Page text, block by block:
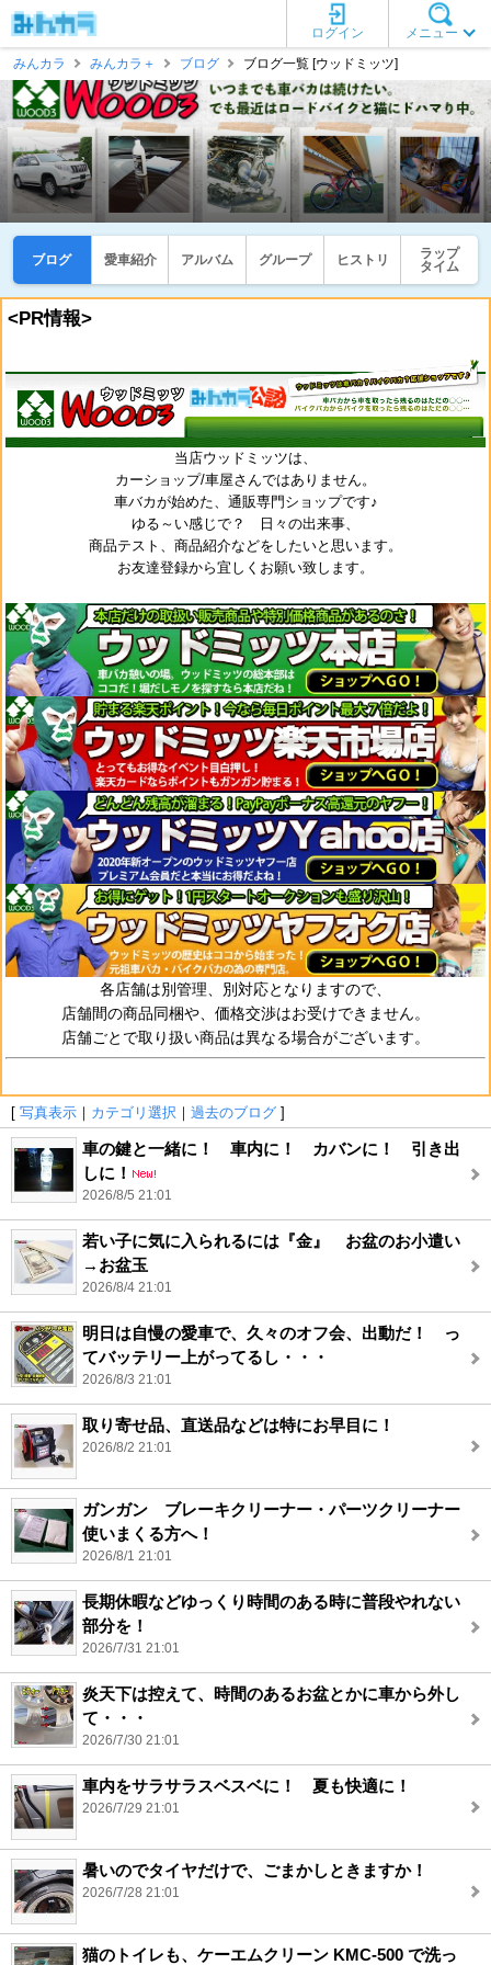
メニュー
ログイン
みんカラ
みんカラ＋ ブログ ブログ一覧 [ウッドミッツ]
ブログ 愛車紹介 アルバム グループ ヒストリ
ラップ
タイム
<PR情報>
当店ウッドミッツは、
カーショップ/車屋さんではありません。
車バカが始めた、通販専門ショップです♪
ゆる～い感じで？ 日々の出来事、
商品テスト、商品紹介などをしたいと思います。
お友達登録から宜しくお願い致します。
各店舗は別管理、別対応となりますので、
店舗間の商品同梱や、価格交渉はお受けできません。
店舗ごとで取り扱い商品は異なる場合がございます。
[ 写真表示 ｜ カテゴリ選択 ｜ 過去のブログ ]
車の鍵と一緒に！ 車内に！ カバンに！ 引き出
しに！
2026/8/5 21:01
若い子に気に入られるには『金』 お盆のお小遣い
→お盆玉
2026/8/4 21:01
明日は自慢の愛車で、久々のオフ会、出動だ！ っ
てバッテリー上がってるし・・・
2026/8/3 21:01
取り寄せ品、直送品などは特にお早目に！
2026/8/2 21:01
ガンガン ブレーキクリーナー・パーツクリーナー
使いまくる方へ！
2026/8/1 21:01
長期休暇などゆっくり時間のある時に普段やれない
部分を！
2026/7/31 21:01
炎天下は控えて、時間のあるお盆とかに車から外し
て・・・
2026/7/30 21:01
車内をサラサラスベスベに！ 夏も快適に！
2026/7/29 21:01
暑いのでタイヤだけで、ごまかしときますか！
2026/7/28 21:01
猫のトイレも、ケーエムクリーン KMC-500 で洗っ